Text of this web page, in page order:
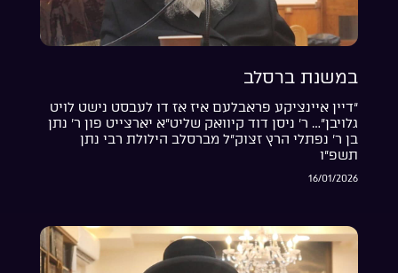
במשנת ברסלב
“דיין איינציקע פראבלעם איז אז דו לעבסט נישט לויט
גלויבן”… ר’ ניסן דוד קיוואק שליט”א יארצייט פון ר’ נתן
בן ר’ נפתלי הרץ זצוק”ל מברסלב הילולת רבי נתן
תשפ”ו
16/01/2026